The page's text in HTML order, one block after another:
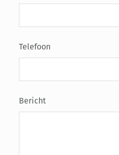
Telefoon
Bericht